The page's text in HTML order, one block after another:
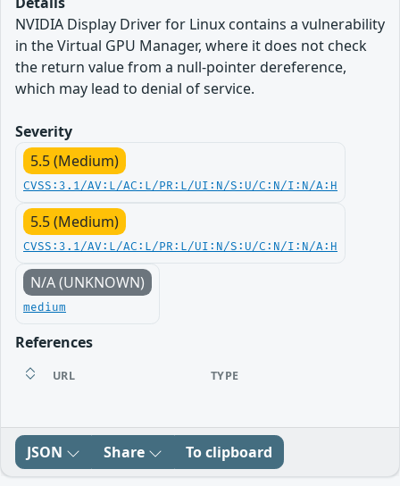
NVIDIA Display Driver for Linux contains a vulnerability
in the Virtual GPU Manager, where it does not check
the return value from a null-pointer dereference,
which may lead to denial of service.
Severity
5.5 (Medium)
CVSS:3.1/AV:L/AC:L/PR:L/UI:N/S:U/C:N/I:N/A:H
5.5 (Medium)
CVSS:3.1/AV:L/AC:L/PR:L/UI:N/S:U/C:N/I:N/A:H
N/A (UNKNOWN)
medium
References
URL TYPE
JSON Share To clipboard